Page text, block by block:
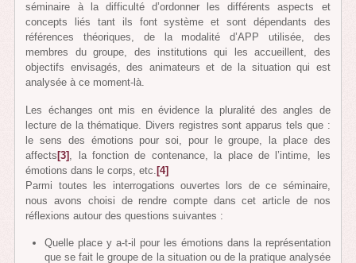
séminaire à la difficulté d’ordonner les différents aspects et
concepts liés tant ils font système et sont dépendants des
références théoriques, de la modalité d’APP utilisée, des
membres du groupe, des institutions qui les accueillent, des
objectifs envisagés, des animateurs et de la situation qui est
analysée à ce moment-là.
Les échanges ont mis en évidence la pluralité des angles de
lecture de la thématique. Divers registres sont apparus tels que :
le sens des émotions pour soi, pour le groupe, la place des
affects [3] , la fonction de contenance, la place de l’intime, les
émotions dans le corps, etc. [4]
Parmi toutes les interrogations ouvertes lors de ce séminaire,
nous avons choisi de rendre compte dans cet article de nos
réflexions autour des questions suivantes :
Quelle place y a-t-il pour les émotions dans la représentation
que se fait le groupe de la situation ou de la pratique analysée